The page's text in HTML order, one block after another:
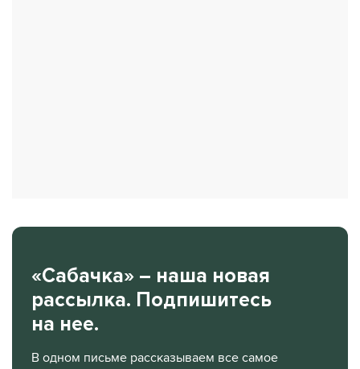
«Сабачка» – наша новая
рассылка. Подпишитесь
на нее.
В одном письме рассказываем все самое